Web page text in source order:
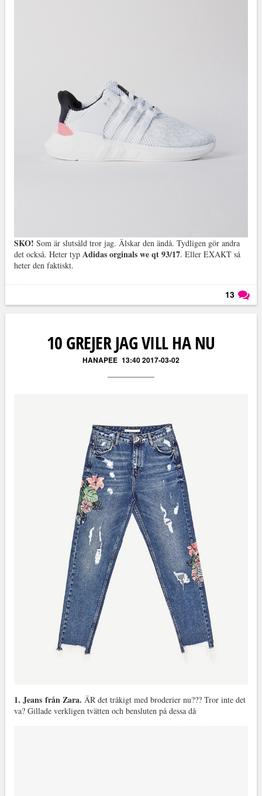
SKO! Som är slutsåld tror jag. Älskar den ändå. Tydligen gör andra
det också. Heter typ Adidas orginals we qt 93/17. Eller EXAKT så
heter den faktiskt.
13
10 GREJER JAG VILL HA NU
HANAPEE 13:40 2017-03-02
1. Jeans från Zara. ÄR det tråkigt med broderier nu??? Tror inte det
va? Gillade verkligen tvätten och bensluten på dessa då